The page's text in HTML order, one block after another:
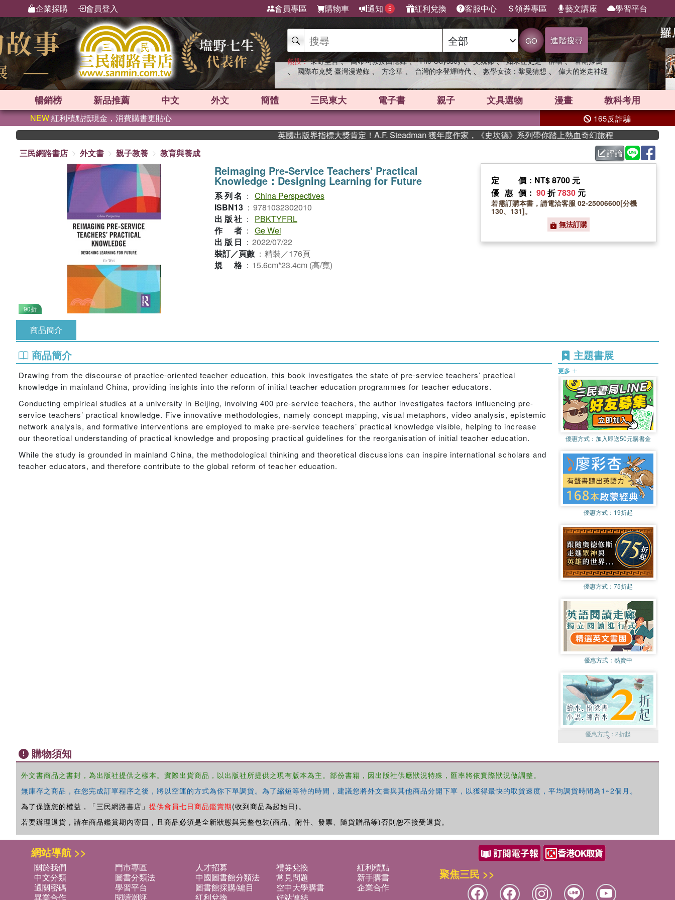
企業採購 會員登入 會員專區 購物車 通知 5 紅利兌換 客服中心 領券專區 藝文講座 學習平台
GO 進階搜尋
熱搜： 東野圭吾 、 高希均教授回憶錄 、 The Odyssey 、 父親節 、 如果歷史是一群喵 、 暑期推薦
、 國際布克獎 臺灣漫遊錄 、 方念華 、 台灣的李登輝時代 、 數學女孩：黎曼猜想 、 偉大的迷走神經
暢銷榜 新品推薦 中文 外文 簡體 三民東大 電子書 親子 文具選物 漫畫 教科考用
NEW紅利積點抵現金，消費購書更貼心 165反詐騙
英國出版界指標大獎肯定！A.F. Steadman 獲年度作家，《史坎德》系列帶你踏上熱血奇幻旅程
三民網路書店
外文書 親子教養 教育與養成 評論
90折
Reimaging Pre-Service Teachers' Practical
Knowledge：Designing Learning for Future
系列名 ： China Perspectives
ISBN13 ： 9781032302010
出版社 ：
PBKTYFRL
作者 ： Ge Wei
出版日 ： 2022/07/22
裝訂／頁數 ： 精裝／176頁
規格 ： 15.6cm*23.4cm (高/寬)
定價 ：NT$ 8700 元
優惠價 ： 90折7830 元
若需訂購本書，請電洽客服 02-25006600[分機
130、131]。
無法訂購
商品簡介
商品簡介
Drawing from the discourse of practice-oriented teacher education, this book investigates the state of pre-service teachers’ practical
knowledge in mainland China, providing insights into the reform of initial teacher education programmes for teacher educators.
Conducting empirical studies at a university in Beijing, involving 400 pre-service teachers, the author investigates factors influencing pre-
service teachers’ practical knowledge. Five innovative methodologies, namely concept mapping, visual metaphors, video analysis, epistemic
network analysis, and formative interventions are employed to make pre-service teachers’ practical knowledge visible, helping to increase
our theoretical understanding of practical knowledge and proposing practical guidelines for the reorganisation of initial teacher education.
While the study is grounded in mainland China, the methodological thinking and theoretical discussions can inspire international scholars and
teacher educators, and therefore contribute to the global reform of teacher education.
主題書展
更多
優惠方式： 加入即送50元購書金
優惠方式： 19折起
優惠方式： 75折起
優惠方式： 熱賣中
優惠方式：2折起
購物須知
外文書商品之書封，為出版社提供之樣本。實際出貨商品，以出版社所提供之現有版本為主。部份書籍，因出版社供應狀況特殊，匯率將依實際狀況做調整。
無庫存之商品，在您完成訂單程序之後，將以空運的方式為你下單調貨。為了縮短等待的時間，建議您將外文書與其他商品分開下單，以獲得最快的取貨速度，平均調貨時間為1~2個月。
為了保護您的權益，「三民網路書店」 提供會員七日商品鑑賞期(收到商品為起始日)。
若要辦理退貨，請在商品鑑賞期內寄回，且商品必須是全新狀態與完整包裝(商品、附件、發票、隨貨贈品等)否則恕不接受退貨。
網站導航 >>
關於我們 門市專區 人才招募 禮券兌換
紅利積點
中文分類
圖書分類法 中國圖書館分類法 常見問題
新手購書
通關密碼
學習平台 圖書館採購/編目 空中大學購書
企業合作
異業合作
閱讀潮評 紅利兌換 好站連結
聚焦三民 >>